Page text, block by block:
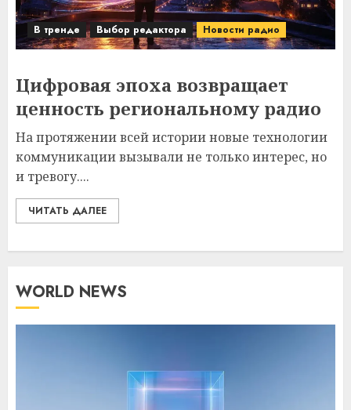
В тренде Выбор редактора Новости радио
Цифровая эпоха возвращает
ценность региональному радио
На протяжении всей истории новые технологии
коммуникации вызывали не только интерес, но
и тревогу....
ЧИТАТЬ ДАЛЕЕ
WORLD NEWS